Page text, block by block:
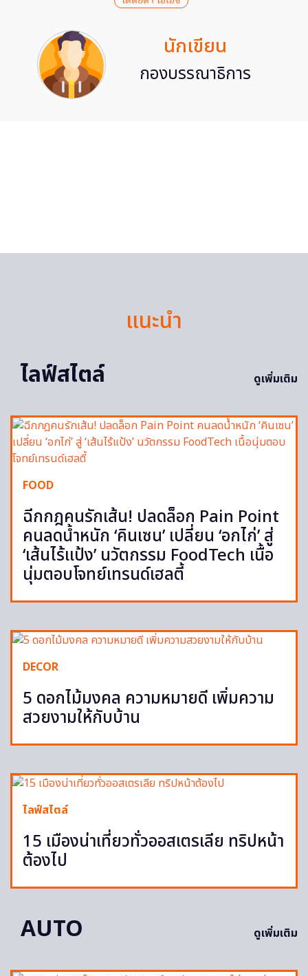
นักเขียน
กองบรรณาธิการ
แนะนำ
ไลฟ์สไตล์
ดูเพิ่มเติม
FOOD
ฉีกกฎคนรักเส้น! ปลดล็อก Pain Point
คนลดน้ำหนัก ‘คินเซน’ เปลี่ยน ‘อกไก่’ สู่
‘เส้นไร้แป้ง’ นวัตกรรม FoodTech เนื้อ
นุ่มตอบโจทย์เทรนด์เฮลตี้
DECOR
5 ดอกไม้มงคล ความหมายดี เพิ่มความ
สวยงามให้กับบ้าน
ไลฟ์สไตล์
15 เมืองน่าเที่ยวทั่วออสเตรเลีย ทริปหน้า
ต้องไป
AUTO ดูเพิ่มเติม